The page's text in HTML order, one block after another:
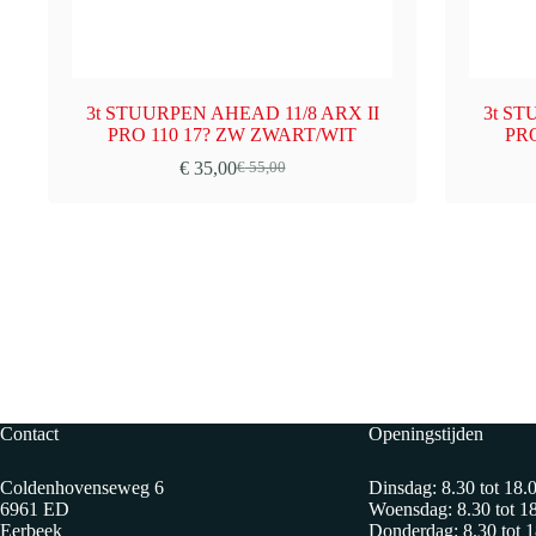
3t STUURPEN AHEAD 11/8 ARX II
PRO 110 17? ZW ZWART/WIT
€55,00
Oorspronkelijke
€35,00Huidige
3t
Contact
Coldenhovenseweg 6
6961 ED
Eerbeek
Openingstijden
Dinsdag: 8.30 tot
Woensdag: 8.30 tot
Donderdag: 8.30 tot